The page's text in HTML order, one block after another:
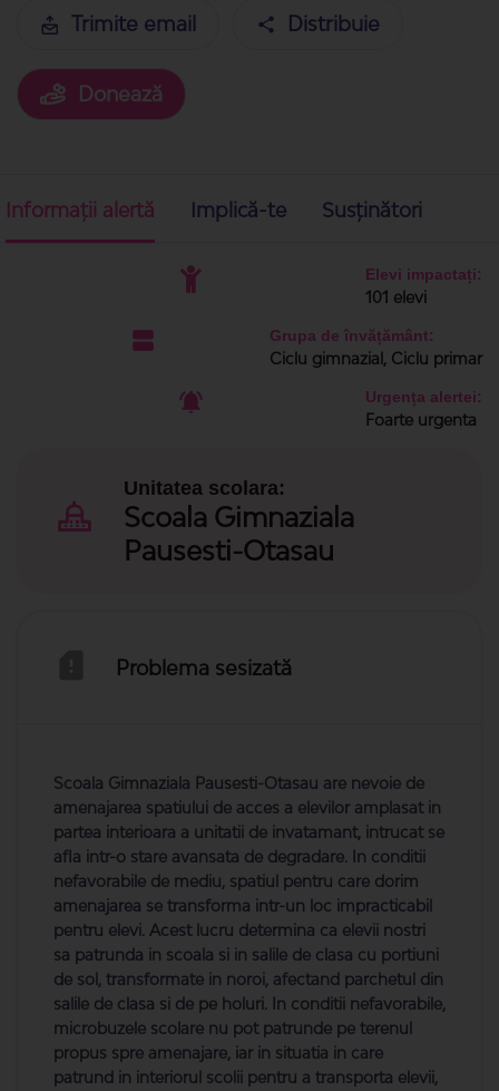
Trimite email Distribuie
Donează
Informații alertă Implică-te Susținători
Elevi impactați:
101 elevi
Grupa de învățământ:
Ciclu gimnazial, Ciclu primar
Urgența alertei:
Foarte urgenta
Unitatea scolara:
Scoala Gimnaziala
Pausesti-Otasau
Problema sesizată
Scoala Gimnaziala Pausesti-Otasau are nevoie de
amenajarea spatiului de acces a elevilor amplasat in
partea interioara a unitatii de invatamant, intrucat se
afla intr-o stare avansata de degradare. In conditii
nefavorabile de mediu, spatiul pentru care dorim
amenajarea se transforma intr-un loc impracticabil
pentru elevi. Acest lucru determina ca elevii nostri
sa patrunda in scoala si in salile de clasa cu portiuni
de sol, transformate in noroi, afectand parchetul din
salile de clasa si de pe holuri. In conditii nefavorabile,
microbuzele scolare nu pot patrunde pe terenul
propus spre amenajare, iar in situatia in care
patrund in interiorul scolii pentru a transporta elevii,